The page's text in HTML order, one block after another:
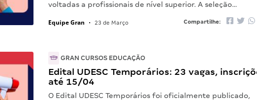
voltadas a profissionais de nível superior. A seleção…
Equipe Gran • 23 de Março Compartilhe:
GRAN CURSOS EDUCAÇÃO
Edital UDESC Temporários: 23 vagas,
até 15/04
O Edital UDESC Temporários foi oficialmente publicado,